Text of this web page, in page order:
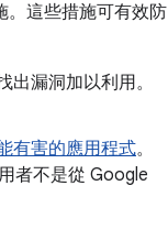
。這些措施可有效防
漏洞加以利用。
有害的應用程式。
者不是從 Google